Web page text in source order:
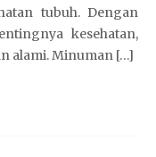
tubuh. Dengan
kesehatan,
alami. Minuman […]